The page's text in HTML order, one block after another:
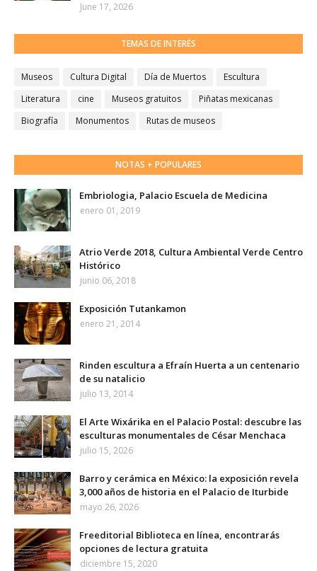
June 17, 2026
TEMAS DE INTERÉS
Museos Cultura Digital Día de Muertos
Escultura
Literatura
cine Museos gratuitos
Piñatas mexicanas
Biografía
Monumentos Rutas de museos
NOTAS + POPULARES
Embriologia, Palacio Escuela de Medicina
enero 01, 2019
Atrio Verde 2018, Cultura Ambiental Verde Centro
Histórico
junio 06, 2018
Exposición Tutankamon
enero 21, 2014
Rinden escultura a Efraín Huerta a un centenario
de su natalicio
julio 13, 2014
El Arte Wixárika en el Palacio Postal: descubre las
esculturas monumentales de César Menchaca
julio 15, 2026
Barro y cerámica en México: la exposición revela
3,000 años de historia en el Palacio de Iturbide
mayo 26, 2026
Freeditorial Biblioteca en línea, encontrarás
opciones de lectura gratuita
diciembre 15, 2020